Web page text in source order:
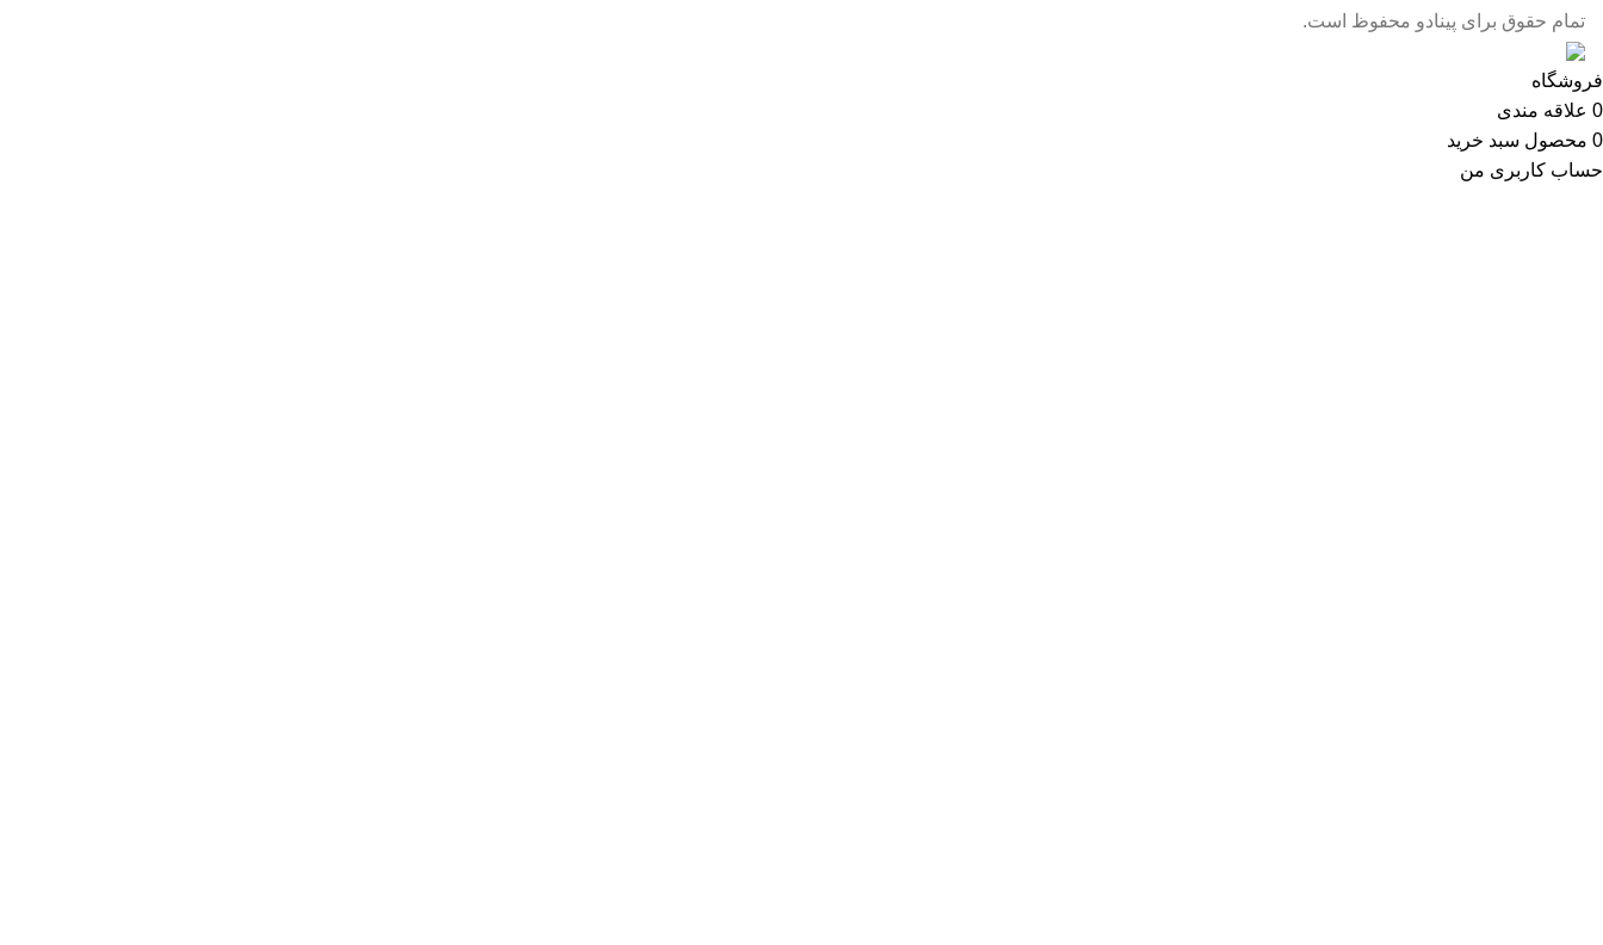
تمام حقوق برای پینادو محفوظ است.
فروشگاه
0 علاقه مندی
0 محصول سبد خرید
حساب کاربری من